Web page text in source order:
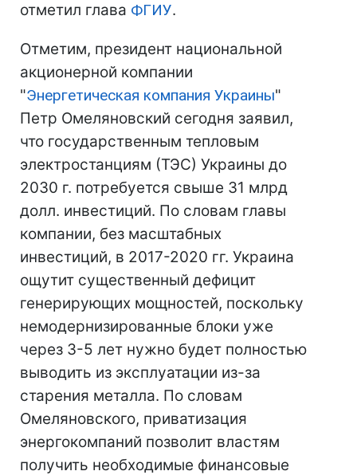
отметил глава ФГИУ.
Отметим, президент национальной
акционерной компании
"Энергетическая компания Украины"
Петр Омеляновский сегодня заявил,
что государственным тепловым
электростанциям (ТЭС) Украины до
2030 г. потребуется свыше 31 млрд
долл. инвестиций. По словам главы
компании, без масштабных
инвестиций, в 2017-2020 гг. Украина
ощутит существенный дефицит
генерирующих мощностей, поскольку
немодернизированные блоки уже
через 3-5 лет нужно будет полностью
выводить из эксплуатации из-за
старения металла. По словам
Омеляновского, приватизация
энергокомпаний позволит властям
получить необходимые финансовые